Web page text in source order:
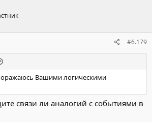
#6.179
Вашими логическими
связи ли аналогий с событиями в